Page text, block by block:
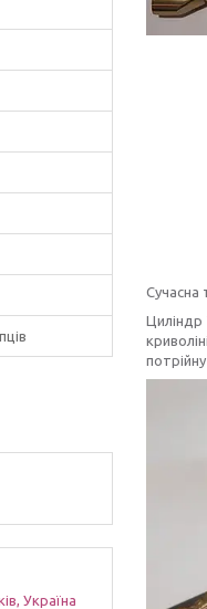
Сучасна
Циліндр
Україна